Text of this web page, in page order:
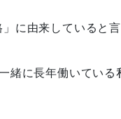
に由来していると言
緒に長年働いている